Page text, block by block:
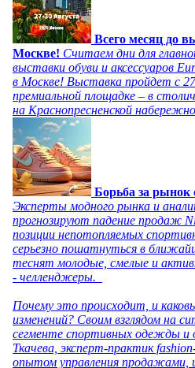
Всего месяц до
Москве! Считаем дни для
выставки обуви и аксессуаров
в Москве! Выставка пройдет с
премиальной площадке – в
на Краснопресненской
Борьба за рынок
Эксперты модного рынка и
прогнозируют падение продаж
позиции непотопляемых
серьезно пошатнуться в
теснят молодые, смелые и
- челленджеры.
Почему это происходит, и
изменений? Своим взглядом на
сегменте спортивных одежды и
Ткачева, эксперт-практик
опытом управления продажами,